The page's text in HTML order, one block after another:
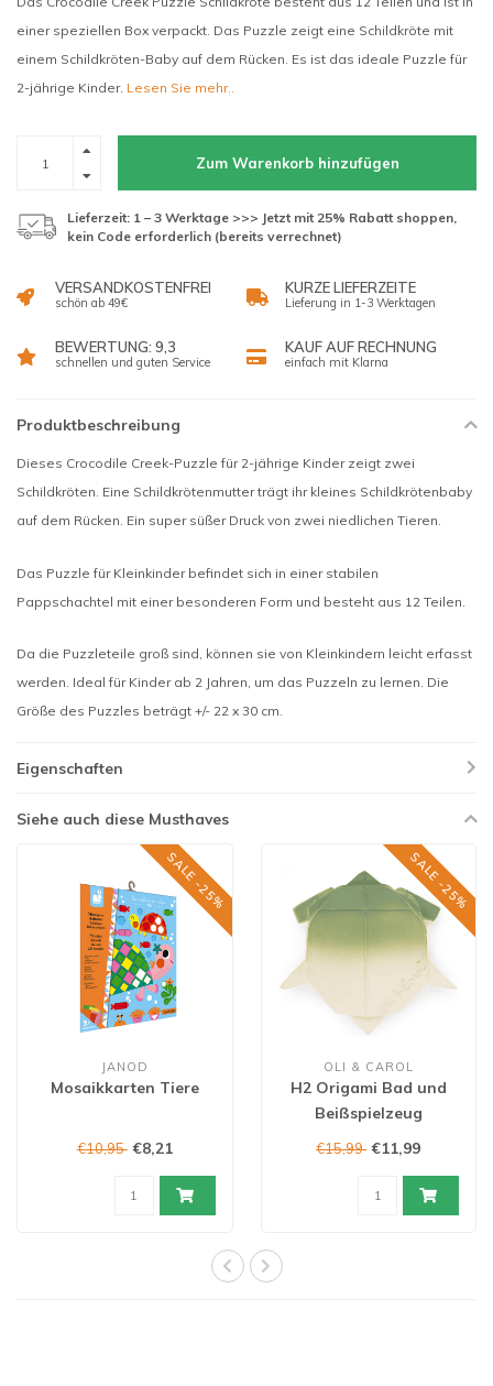
einer speziellen Box verpackt. Das Puzzle zeigt eine Schildkröte mit
einem Schildkröten-Baby auf dem Rücken. Es ist das ideale Puzzle für
2-jährige Kinder. Lesen Sie mehr..
Zum Warenkorb hinzufügen
Lieferzeit: 1 – 3 Werktage >>> Jetzt mit 25% Rabatt shoppen,
kein Code erforderlich (bereits verrechnet)
VERSANDKOSTENFREI
schön ab 49€
KURZE LIEFERZEITE
Lieferung in 1-3 Werktagen
BEWERTUNG: 9,3
schnellen und guten Service
KAUF AUF RECHNUNG
einfach mit Klarna
Produktbeschreibung
Dieses Crocodile Creek-Puzzle für 2-jährige Kinder zeigt zwei
Schildkröten. Eine Schildkrötenmutter trägt ihr kleines Schildkrötenbaby
auf dem Rücken. Ein super süßer Druck von zwei niedlichen Tieren.
Das Puzzle für Kleinkinder befindet sich in einer stabilen
Pappschachtel mit einer besonderen Form und besteht aus 12 Teilen.
Da die Puzzleteile groß sind, können sie von Kleinkindern leicht erfasst
werden. Ideal für Kinder ab 2 Jahren, um das Puzzeln zu lernen. Die
Größe des Puzzles beträgt +/- 22 x 30 cm.
Eigenschaften
Siehe auch diese Musthaves
SALE -25%
JANOD
Mosaikkarten Tiere
€10,95 €8,21
SALE -25%
OLI & CAROL
H2 Origami Bad und
Beißspielzeug
Schildkröte
€15,99 €11,99